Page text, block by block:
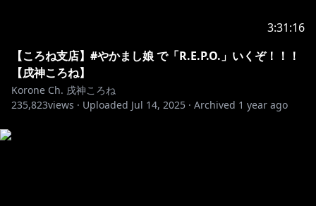
3:31:16
【ころね支店】#やかまし娘 で「R.E.P.O.」いくぞ！！！
【戌神ころね】
Korone Ch. 戌神ころね
235,823views · Uploaded Jul 14, 2025 · Archived 1 year ago